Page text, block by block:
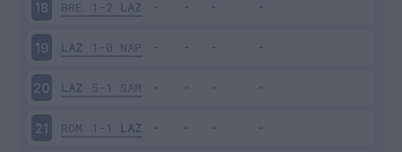
18 BRE 1-2 LAZ
19 LAZ 1-0 NAP
20 LAZ 5-1 SAM
21 ROM 1-1 LAZ